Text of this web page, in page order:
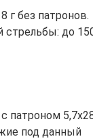
г без патронов.
стрельбы: до
патроном
под данный